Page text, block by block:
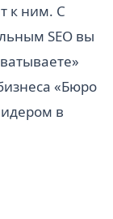
к ним. С
SEO вы
«Бюро
в